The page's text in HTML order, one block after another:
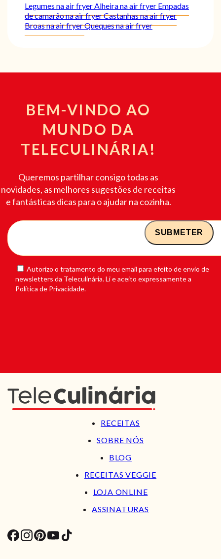
Legumes na air fryerAlheira na air fryer Empadas
de camarão na air fryerCastanhas na air fryer
Broas na air fryerQueques na air fryer
BEM-VINDO AO
MUNDO DA
TELECULINÁRIA!
Queremos partilhar consigo todas as
novidades, as melhores sugestões de receitas
e fantásticas dicas para o ajudar na cozinha.
Autorizo o tratamento do meu email para efeito de envio de
newsletters da Teleculinária. Li e aceito expressamente a
Política de Privacidade.
RECEITAS
SOBRE NÓS
BLOG
RECEITAS VEGGIE
LOJA ONLINE
ASSINATURAS